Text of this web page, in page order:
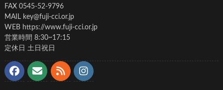
FAX 0545-52-9796
MAIL key@fuji-cci.or.jp
WEB https://www.fuji-cci.or.jp
営業時間 8:30~17:15
定休日 土日祝日